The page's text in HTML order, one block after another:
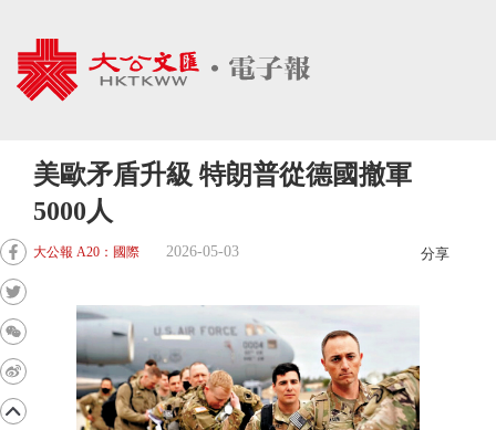
美歐矛盾升級 特朗普從德國撤軍
5000人
大公報 A20：國際 2026-05-03 分享